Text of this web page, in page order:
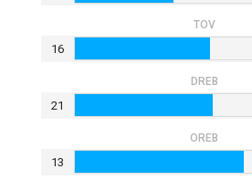
TOV
16
DRΕB
21
OREB
13